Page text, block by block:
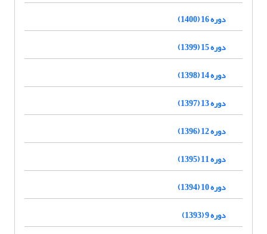
دوره 16 (1400)
دوره 15 (1399)
دوره 14 (1398)
دوره 13 (1397)
دوره 12 (1396)
دوره 11 (1395)
دوره 10 (1394)
دوره 9 (1393)